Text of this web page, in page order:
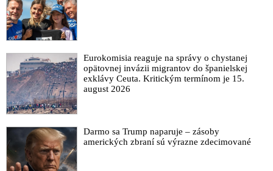
Eurokomisia reaguje na správy o chystanej
opätovnej invázii migrantov do španielskej
exklávy Ceuta. Kritickým termínom je 15.
august 2026
Darmo sa Trump naparuje – zásoby
amerických zbraní sú výrazne zdecimované